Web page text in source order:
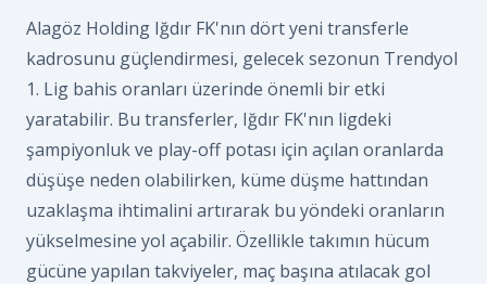
Alagöz Holding Iğdır FK'nın dört yeni transferle
kadrosunu güçlendirmesi, gelecek sezonun Trendyol
1. Lig bahis oranları üzerinde önemli bir etki
yaratabilir. Bu transferler, Iğdır FK'nın ligdeki
şampiyonluk ve play-off potası için açılan oranlarda
düşüşe neden olabilirken, küme düşme hattından
uzaklaşma ihtimalini artırarak bu yöndeki oranların
yükselmesine yol açabilir. Özellikle takımın hücum
gücüne yapılan takviyeler, maç başına atılacak gol